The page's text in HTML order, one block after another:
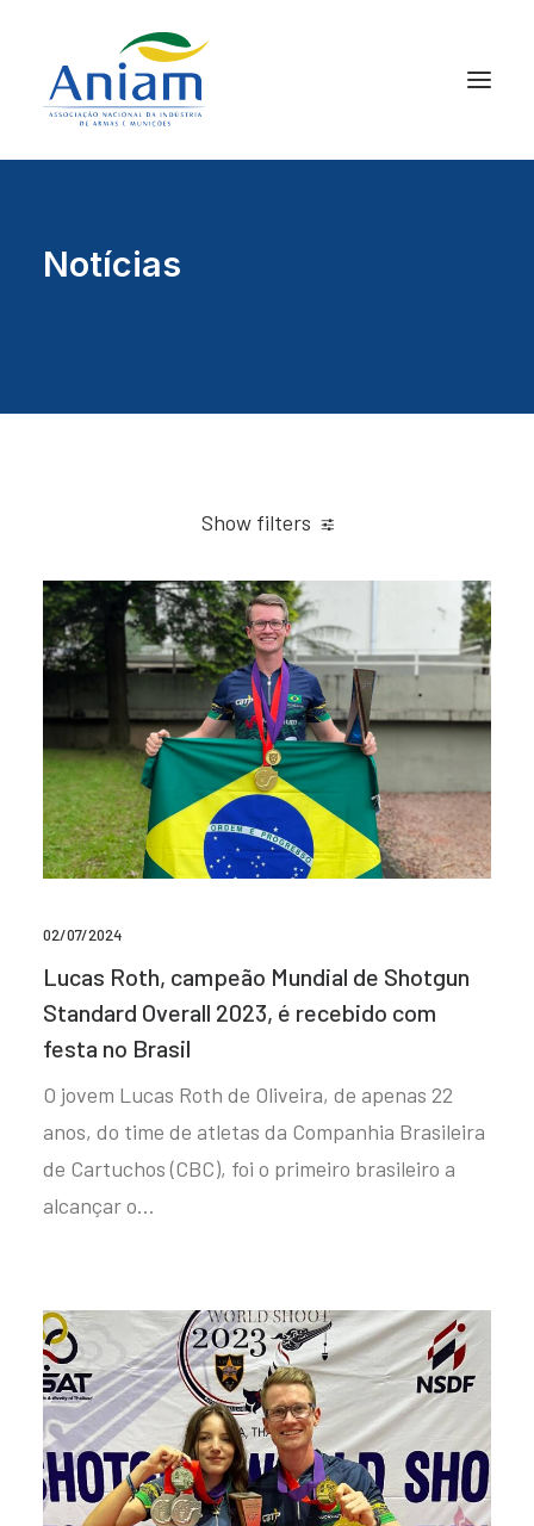
Notícias
Show filters
02/07/2024
Lucas Roth, campeão Mundial de Shotgun
Standard Overall 2023, é recebido com
festa no Brasil
O jovem Lucas Roth de Oliveira, de apenas 22
anos, do time de atletas da Companhia Brasileira
de Cartuchos (CBC), foi o primeiro brasileiro a
alcançar o…